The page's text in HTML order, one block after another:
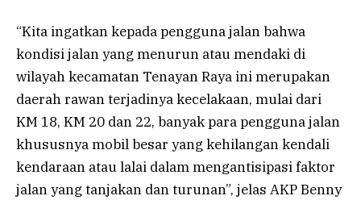
“Kita ingatkan kepada pengguna jalan bahwa
kondisi jalan yang menurun atau mendaki di
wilayah kecamatan Tenayan Raya ini merupakan
daerah rawan terjadinya kecelakaan, mulai dari
KM 18, KM 20 dan 22, banyak para pengguna jalan
khususnya mobil besar yang kehilangan kendali
kendaraan atau lalai dalam mengantisipasi faktor
jalan yang tanjakan dan turunan”, jelas AKP Benny